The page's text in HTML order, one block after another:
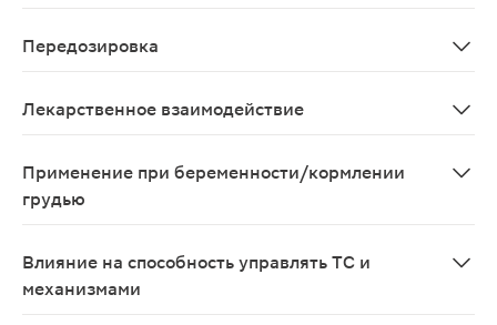
Передозировка
Лекарственное взаимодействие
Применение при беременности/кормлении
грудью
Влияние на способность управлять ТС и
механизмами